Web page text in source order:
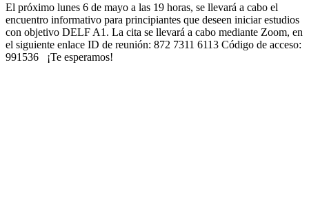
El próximo lunes 6 de mayo a las 19 horas, se llevará a cabo el
encuentro informativo para principiantes que deseen iniciar estudios
con objetivo DELF A1. La cita se llevará a cabo mediante Zoom, en
el siguiente enlace ID de reunión: 872 7311 6113 Código de acceso:
991536 ¡Te esperamos!